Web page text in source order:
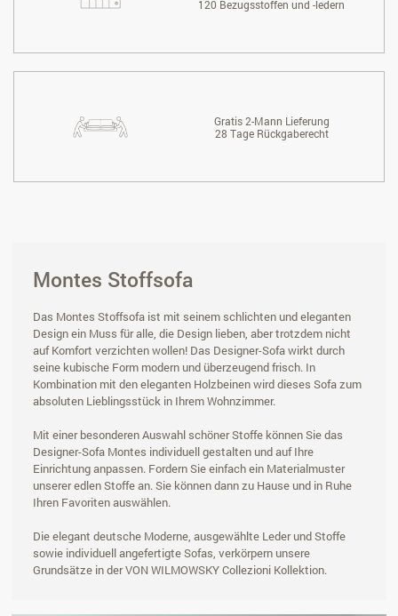
120 Bezugsstoffen und -ledern
Gratis 2-Mann Lieferung
28 Tage Rückgaberecht
Montes Stoffsofa
Das Montes Stoffsofa ist mit seinem schlichten und eleganten
Design ein Muss für alle, die Design lieben, aber trotzdem nicht
auf Komfort verzichten wollen! Das Designer-Sofa wirkt durch
seine kubische Form modern und überzeugend frisch. In
Kombination mit den eleganten Holzbeinen wird dieses Sofa zum
absoluten Lieblingsstück in Ihrem Wohnzimmer.
Mit einer besonderen Auswahl schöner Stoffe können Sie das
Designer-Sofa Montes individuell gestalten und auf Ihre
Einrichtung anpassen. Fordern Sie einfach ein Materialmuster
unserer edlen Stoffe an. Sie können dann zu Hause und in Ruhe
Ihren Favoriten auswählen.
Die elegant deutsche Moderne, ausgewählte Leder und Stoffe
sowie individuell angefertigte Sofas, verkörpern unsere
Grundsätze in der VON WILMOWSKY Collezioni Kollektion.